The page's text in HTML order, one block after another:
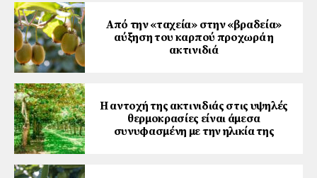
Από την «ταχεία» στην «βραδεία»
αύξηση του καρπού προχωρά η
ακτινιδιά
Η αντοχή της ακτινιδιάς στις υψηλές
θερμοκρασίες είναι άμεσα
συνυφασμένη με την ηλικία της